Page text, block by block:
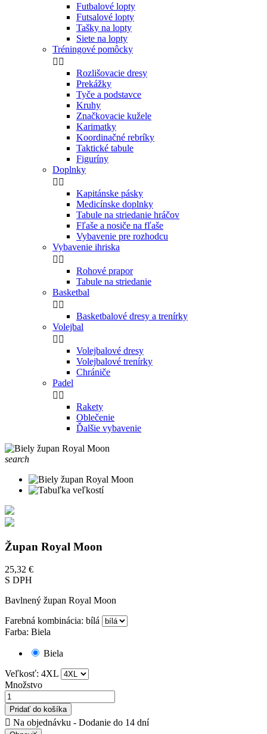
Futbalové lopty
Futsalové lopty
Tašky na lopty
Siete na lopty
Tréningové pomôcky
 
Rozlišovacie dresy
Prekážky
Tyče a podstavce
Kruhy
Značkovacie kužele
Karimatky
Koordinačné rebríky
Taktické tabule
Figuríny
Doplnky
 
Kapitánske pásky
Medicínske doplnky
Tabule na striedanie hráčov
Fľaše a nosiče na fľaše
Vybavenie pre rozhodcu
Vybavenie ihriska
 
Rohové prapor
Tabule na striedanie
Basketbal
 
Basketbalové dresy a trenírky
Volejbal
 
Volejbalové dresy
Volejbalové trenírky
Chrániče
Padel
 
Rakety
Oblečenie
Ďalšie vybavenie
search
Župan Royal Moon
25,32 €
S DPH
Bavlnený župan Royal Moon
Farebná kombinácia: bílá
Farba: Biela
Biela
Veľkosť: 4XL
Množstvo
Pridať do košíka
 Na objednávku - Dodanie do 14 dní